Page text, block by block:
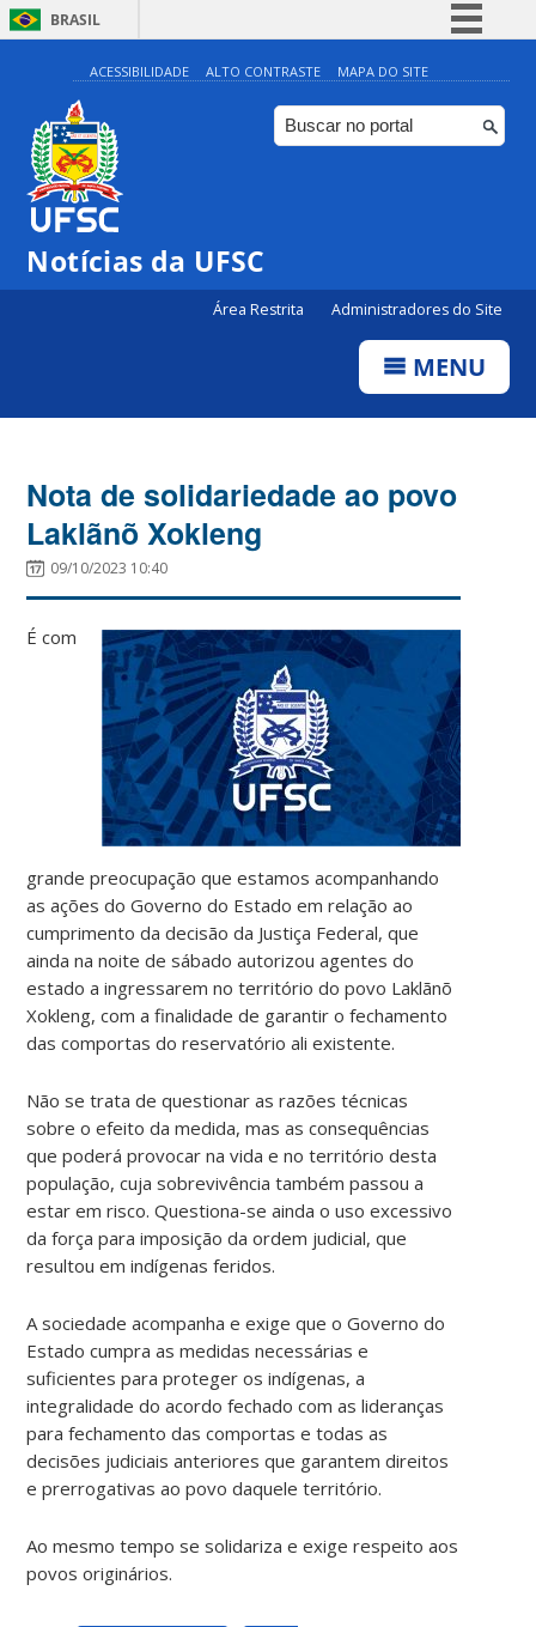
BRASIL
Simplifique!
Comunica BR
Participe
ACESSIBILIDADE ALTO CONTRASTE MAPA DO SITE
Notícias da UFSC
Área Restrita Administradores do Site
MENU
Nota de solidariedade ao povo
Laklãnõ Xokleng
09/10/2023 10:40
É com
grande preocupação que estamos acompanhando
as ações do Governo do Estado em relação ao
cumprimento da decisão da Justiça Federal, que
ainda na noite de sábado autorizou agentes do
estado a ingressarem no território do povo Laklãnõ
Xokleng, com a finalidade de garantir o fechamento
das comportas do reservatório ali existente.
Não se trata de questionar as razões técnicas
sobre o efeito da medida, mas as consequências
que poderá provocar na vida e no território desta
população, cuja sobrevivência também passou a
estar em risco. Questiona-se ainda o uso excessivo
da força para imposição da ordem judicial, que
resultou em indígenas feridos.
A sociedade acompanha e exige que o Governo do
Estado cumpra as medidas necessárias e
suficientes para proteger os indígenas, a
integralidade do acordo fechado com as lideranças
para fechamento das comportas e todas as
decisões judiciais anteriores que garantem direitos
e prerrogativas ao povo daquele território.
Ao mesmo tempo se solidariza e exige respeito aos
povos originários.